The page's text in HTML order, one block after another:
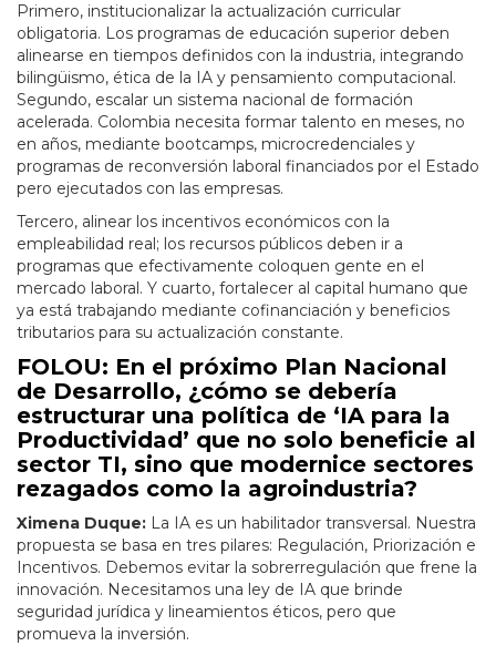
Primero, institucionalizar la actualización curricular
obligatoria. Los programas de educación superior deben
alinearse en tiempos definidos con la industria, integrando
bilingüismo, ética de la IA y pensamiento computacional.
Segundo, escalar un sistema nacional de formación
acelerada. Colombia necesita formar talento en meses, no
en años, mediante bootcamps, microcredenciales y
programas de reconversión laboral financiados por el Estado
pero ejecutados con las empresas.
Tercero, alinear los incentivos económicos con la
empleabilidad real; los recursos públicos deben ir a
programas que efectivamente coloquen gente en el
mercado laboral. Y cuarto, fortalecer al capital humano que
ya está trabajando mediante cofinanciación y beneficios
tributarios para su actualización constante.
FOLOU: En el próximo Plan Nacional
de Desarrollo, ¿cómo se debería
estructurar una política de ‘IA para la
Productividad’ que no solo beneficie al
sector TI, sino que modernice sectores
rezagados como la agroindustria?
Ximena Duque: La IA es un habilitador transversal. Nuestra
propuesta se basa en tres pilares: Regulación, Priorización e
Incentivos. Debemos evitar la sobrerregulación que frene la
innovación. Necesitamos una ley de IA que brinde
seguridad jurídica y lineamientos éticos, pero que
promueva la inversión.